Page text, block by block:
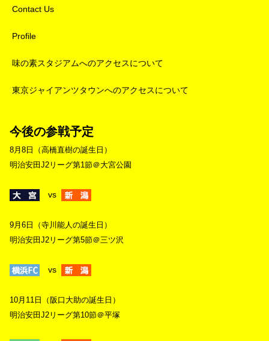
Contact Us
Profile
味の素スタジアムへのアクセスについて
東京ジャイアンツタウンへのアクセスについて
今後の参戦予定
8月8日（高橋直樹の誕生日）
明治安田J2リーグ第1節＠大宮公園
vs
9月6日（寺川能人の誕生日）
明治安田J2リーグ第5節＠三ツ沢
vs
10月11日（阪口大助の誕生日）
明治安田J2リーグ第10節＠平塚